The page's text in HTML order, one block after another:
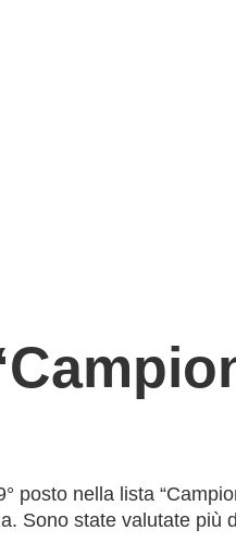
posto nella lista
Sono state valutate